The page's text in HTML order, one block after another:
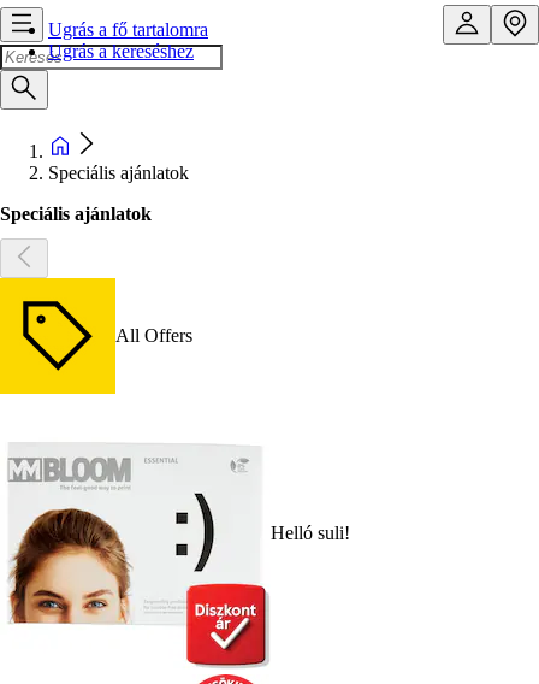
Ugrás a fő tartalomra
Ugrás a kereséshez
Speciális ajánlatok
Speciális ajánlatok
All Offers
Helló suli!